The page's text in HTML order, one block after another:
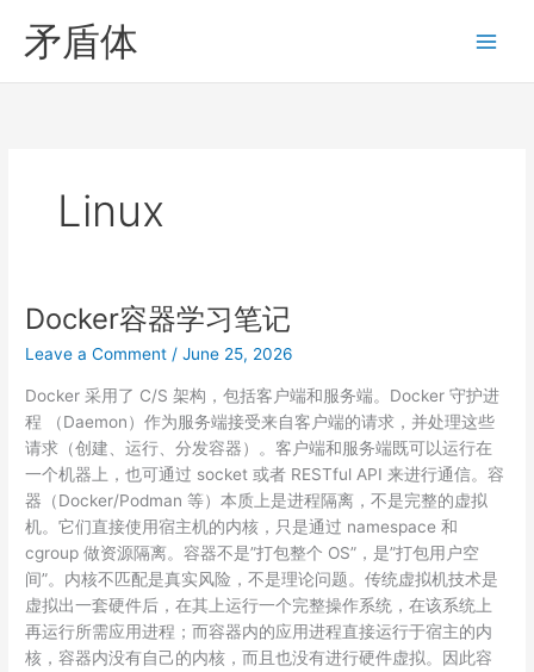
content
矛盾体
Linux
Docker容器学习笔记
Leave a Comment /June 25, 2026
Docker 采用了 C/S 架构，包括客户端和服务端。Docker 守护进
程 （Daemon）作为服务端接受来自客户端的请求，并处理这些
请求（创建、运行、分发容器）。客户端和服务端既可以运行在
一个机器上，也可通过 socket 或者 RESTful API 来进行通信。容
器（Docker/Podman 等）本质上是进程隔离，不是完整的虚拟
机。它们直接使用宿主机的内核，只是通过 namespace 和
cgroup 做资源隔离。容器不是”打包整个 OS”，是”打包用户空
间”。内核不匹配是真实风险，不是理论问题。传统虚拟机技术是
虚拟出一套硬件后，在其上运行一个完整操作系统，在该系统上
再运行所需应用进程；而容器内的应用进程直接运行于宿主的内
核，容器内没有自己的内核，而且也没有进行硬件虚拟。因此容